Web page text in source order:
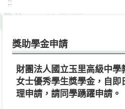
:::
獎助學金申請
財團法人國立玉里高級中學
女士優秀學生獎學金，自即
理申請，請同學踴躍申請。